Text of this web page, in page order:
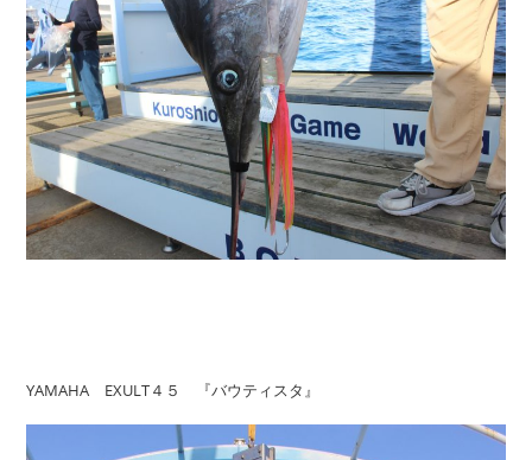
YAMAHA EXULT４５ 『バウティスタ』